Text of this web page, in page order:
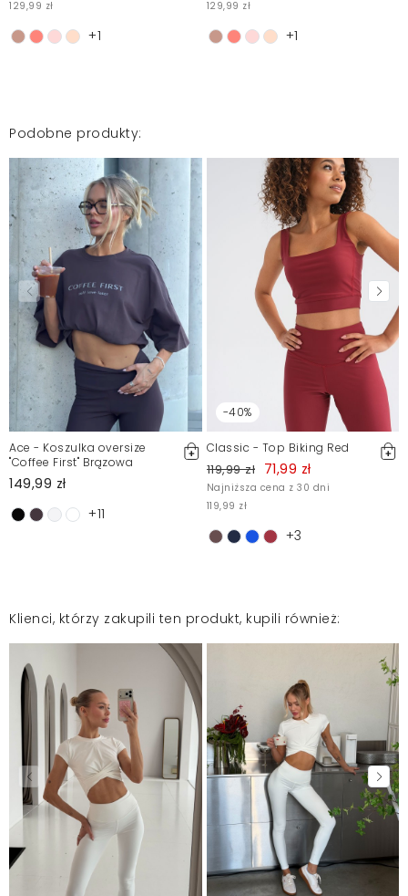
negatywne opinie. Więcej informacji znajdziesz w naszym
Regulaminie.
Zgłoś nielegalną treść
129,99 zł
+1
129,99 zł
+1
Podobne produkty:
Ace - Koszulka oversize
"Coffee First" Brązowa
149,99 zł
+11
-40%
Classic - Top Biking Red
119,99 zł 71,99 zł
Najniższa cena z 30 dni
119,99 zł
+3
Klienci, którzy zakupili ten produkt, kupili również: